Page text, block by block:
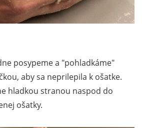
posypeme a "pohladkáme"
aby sa neprilepila k ošatke.
hladkou stranou naspod do
ošatky.